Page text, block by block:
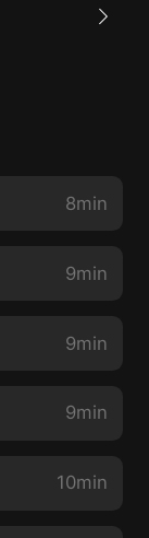
8min
9min
9min
9min
10min